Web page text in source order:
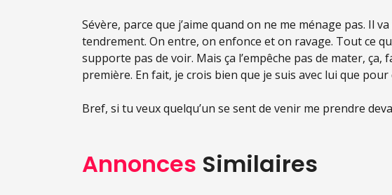
Sévère, parce que j’aime quand on ne me ménage pas. Il
tendrement. On entre, on enfonce et on ravage. Tout ce
supporte pas de voir. Mais ça l’empêche pas de mater, ça,
première. En fait, je crois bien que je suis avec lui que pour
Bref, si tu veux quelqu’un se sent de venir me prendre
Annonces Similaires